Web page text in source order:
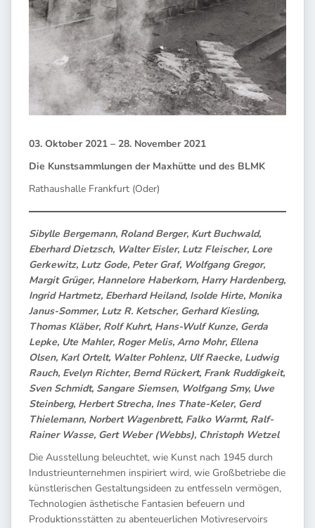
03. Oktober 2021 – 28. November 2021
Die Kunstsammlungen der Maxhütte und des BLMK
Rathaushalle Frankfurt (Oder)
Sibylle Bergemann, Roland Berger, Kurt Buchwald,
Eberhard Dietzsch, Walter Eisler, Lutz Fleischer, Lore
Gerkewitz, Lutz Gode, Peter Graf, Wolfgang Gregor,
Margit Grüger, Hannelore Haberkorn, Harry Hardenberg,
Ingrid Hartmetz, Eberhard Heiland, Isolde Hirte, Monika
Janus-Sommer, Lutz R. Ketscher, Gerhard Kiesling,
Thomas Kläber, Rolf Kuhrt, Hans-Wulf Kunze, Gerda
Lepke, Ute Mahler, Roger Melis, Arno Mohr, Ellena
Olsen, Karl Ortelt, Walter Pohlenz, Ulf Raecke, Ludwig
Rauch, Evelyn Richter, Bernd Rückert, Frank Ruddigkeit,
Sven Schmidt, Sangare Siemsen, Wolfgang Smy, Uwe
Steinberg, Herbert Strecha, Ines Thate-Keler, Gerd
Thielemann, Norbert Wagenbrett, Falko Warmt, Ralf-
Rainer Wasse, Gert Weber (Webbs), Christoph Wetzel
Die Ausstellung beleuchtet, wie Kunst nach 1945 durch
Industrieunternehmen inspiriert wird, wie Großbetriebe die
künstlerischen Gestaltungsideen zu entfesseln vermögen,
Technologien ästhetische Fantasien befeuern und
Produktionsstätten zu abenteuerlichen Motivreservoirs